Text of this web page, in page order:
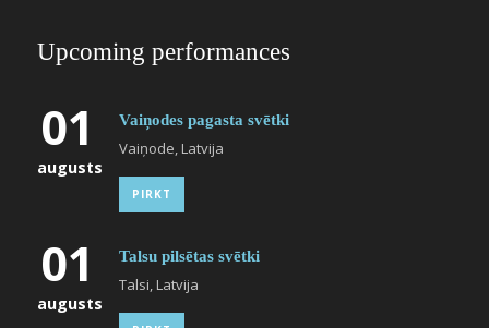
Upcoming performances
01
augusts
Vaiņodes pagasta svētki
Vaiņode, Latvija
PIRKT
01
augusts
Talsu pilsētas svētki
Talsi, Latvija